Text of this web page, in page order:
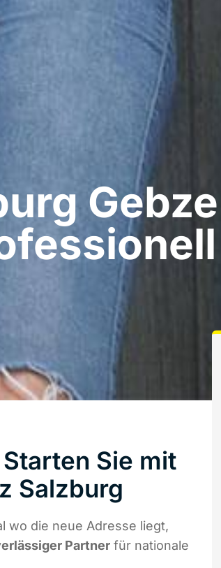
Sie mit
Salzburg
wo die neue Adresse liegt,
Partner für nationale